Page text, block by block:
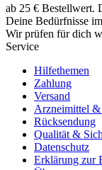
ab 25 € Bestellwert.
Deine Bedürfnisse
Wir prüfen für dich
Service
Hilfethemen
Zahlung
Versand
Arzneimittel &
Rücksendung
Qualität &
Datenschutz
Erklärung zur